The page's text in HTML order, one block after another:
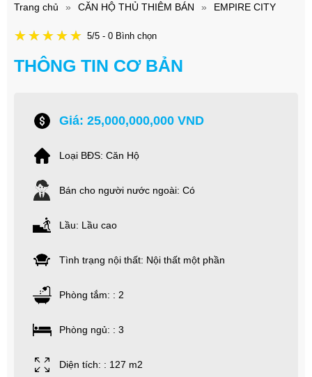
Trang chủ » CĂN HỘ THỦ THIÊM BÁN » EMPIRE CITY
5/5 - 0 Bình chọn
THÔNG TIN CƠ BẢN
Giá: 25,000,000,000 VND
Loại BĐS: Căn Hộ
Bán cho người nước ngoài: Có
Lầu: Lầu cao
Tình trạng nội thất: Nội thất một phần
Phòng tắm: : 2
Phòng ngủ: : 3
Diện tích: : 127 m2